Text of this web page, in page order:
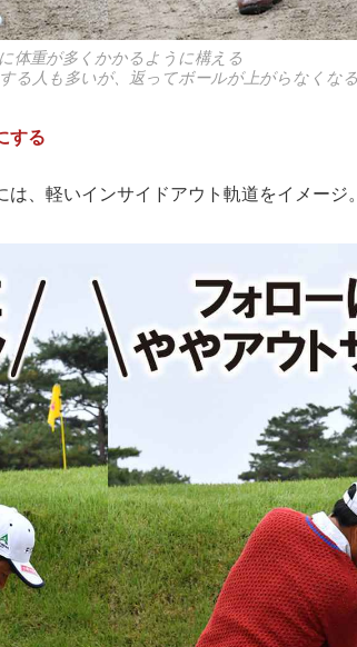
体重が多くかかるように構える
る人も多いが、返ってボールが上がらなくな
する
、軽いインサイドアウト軌道をイメージ